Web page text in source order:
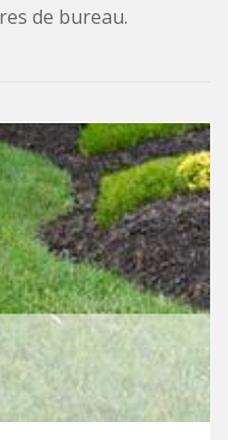
de bureau.